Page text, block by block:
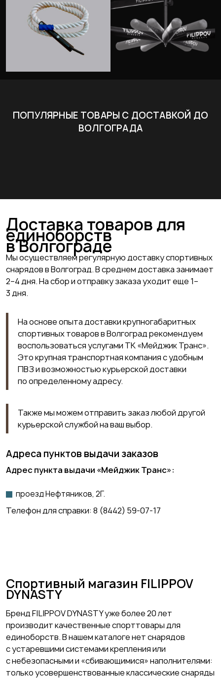
ПОПУЛЯРНЫЕ ТОВАРЫ С ДОСТАВКОЙ ДО
ВОЛГОГРАДА
Доставка товаров для
единоборств
в Волгограде
Мы осуществляем регулярную доставку спортивных
снарядов в Волгоград. В среднем доставка занимает
2–4 дня. На сбор и отправку заказа уходит еще 1–
3 дня.
На основе опыта доставки крупногабаритных
спортивных товаров в Волгоград рекомендуем
воспользоваться услугами ТК «Мейджик Транс».
Это крупная транспортная компания с удобным
ПВЗ и возможностью курьерской доставки
по определенному адресу.
Также мы можем отправить заказ любой другой
курьерской службой на ваш выбор.
Адреса пунктов выдачи заказов
Адрес пункта выдачи «Мейджик Транс»:
проезд Нефтяников, 2Г.
Телефон для справки: 8 (8442) 59-07-17
Спортивный магазин FILIPPOV
DYNASTY
Бренд FILIPPOV DYNASTY уже более 20 лет
производит качественные спорттовары для
единоборств. В нашем каталоге нет снарядов
с устаревшими системами крепления или
с небезопасными и «сбивающимися» наполнителями:
только усовершенствованные классические снаряды